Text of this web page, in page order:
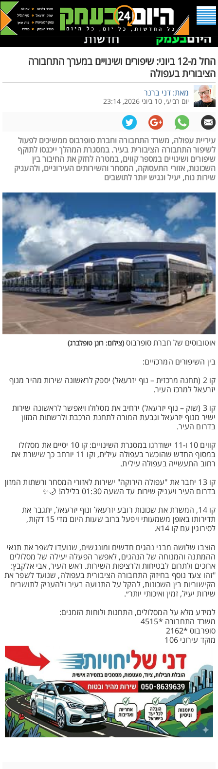
החל מ-12 ביוני: שיפורים ושינויים במערך התחבורה
הציבורית בעפולה
מאת: דני ברנר
יום רביעי, 10 ביוני 2026, 23:14
עיריית עפולה, משרד התחבורה וחברת סופרבוס ממשיכים לפעול
לשיפור התחבורה הציבורית בעיר. במסגרת המהלך ייכנסו לתוקף
שיפורים ושינויים במספר קווים, במטרה לחזק את החיבור בין
השכונות, אזורי התעסוקה, המסחר והשירותים העירוניים, ולהעניק
שירות נוח, יעיל ונגיש יותר לתושבים
אוטובוסים של חברת סופרבוס (צילום: רונן טופלברג)
בין השיפורים המרכזיים:
קו 2 (תחנה מרכזית – נוף יזרעאל) יספק לראשונה שירות מהיר מנוף
יזרעאל למרכז העיר.
קו 3 (שוק – נוף יזרעאל) ירחיב את מסלולו ויאפשר לראשונה שירות
ישיר מנוף יזרעאל וגבעת המורה לתחנת הרכבת ולרשתות המזון
בדרום העיר.
קווים 10 ו-11 ישודרגו במסגרת השינויים: קו 10 יסיים את מסלולו
במסוף החדש שהוכשר בעפולה עילית, וקו 11 יורחב כך שישרת את
רחוב התעשייה בעפולה עילית.
קו 13 יחבר את "עפולה הירוקה" ישירות לאזורי המסחר ורשתות המזון
בדרום העיר ויעניק שירות עד השעה 01:30 בלילה! 🌙✨
קו 14, המשרת את שכונות רובע יזרעאל ונוף יזרעאל, יתגבר את
תדירותו באופן משמעותי ויפעל ברוב שעות היום מדי 15 דקות,
לסירוגין עם קו 14א.
הוצבו שלושה מבני נהגים חדשים ומונגשים, שנועדו לשפר את תנאי
ההמתנה והמנוחה של הנהגים, לאפשר הפעלה יעילה של מסלולים
ארוכים ולתרום לבטיחות ולרציפות השירות. ראש העיר, אבי אלקבץ:
"זהו צעד נוסף בחיזוק התחבורה הציבורית בעפולה, שנועד לשפר את
הקישוריות בין השכונות, להקל על התנועה בעיר ולהעניק לתושבים
שירות יעיל, זמין ואיכותי יותר״.
למידע מלא על המסלולים, התחנות ולוחות הזמנים:
משרד התחבורה *4515
סופרבוס *2162
מוקד עירוני 106